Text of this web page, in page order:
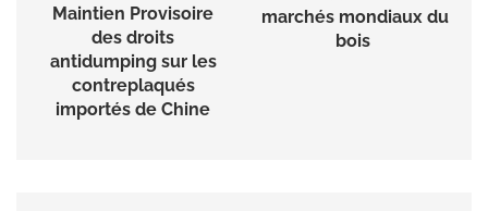
Maintien Provisoire
des droits
antidumping sur les
contreplaqués
importés de Chine
marchés mondiaux du
bois